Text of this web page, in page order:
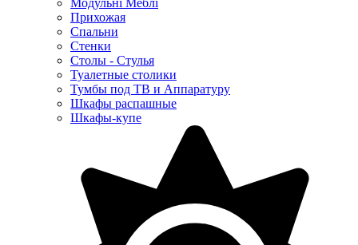
Модульні Меблі
Прихожая
Спальни
Стенки
Столы - Стулья
Туалетные столики
Тумбы под ТВ и Аппаратуру
Шкафы распашные
Шкафы-купе